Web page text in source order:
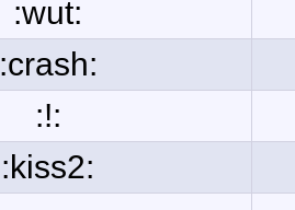
:wut:
:crash:
:!:
:kiss2: